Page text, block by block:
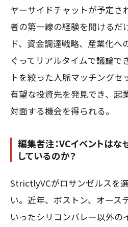
ヤーサイドチャットが予定さ
者の第一線の経験を聞けるだ
ド、資金調達戦略、産業化へ
ぐってリアルタイムで議論で
トを絞った人脈マッチング
有望な投資先を発見でき、起
対面する機会を得られる。
編集者注：VCイベントはな
しているのか？
StrictlyVCがロサンゼルスを
い。近年、ボストン、オース
いったシリコンバレー以外の